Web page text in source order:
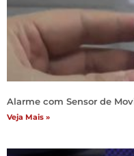
Alarme com Sensor de
Veja Mais »